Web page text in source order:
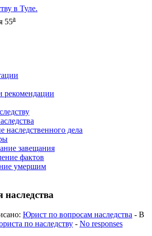
55а
рекомендации
наследственного дела
завещания
фактов
умершим
Юрист по вопросам наследства - В
по наследству - No responses